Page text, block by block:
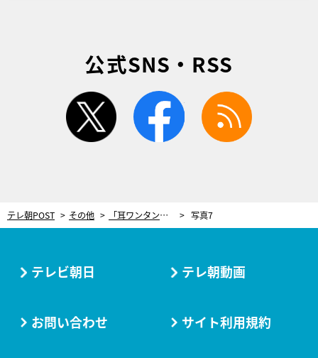
公式SNS・RSS
twitter facebook
テレ朝POST その他 「耳ワンタン」で顔まわりの血行アップ！冬に目立つ“クマ”対策ケア 写真7
テレビ朝日 テレ朝動画
お問い合わせ サイト利用規約